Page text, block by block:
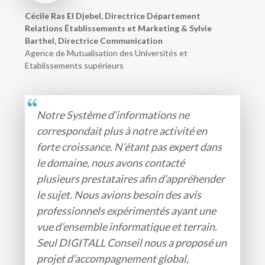
Cécile Ras El Djebel, Directrice Département
Relations Établissements et Marketing & Sylvie
Barthel, Directrice Communication
Agence de Mutualisation des Universités et
Etablissements supérieurs
Notre Système d’informations ne
correspondait plus à notre activité en
forte croissance. N’étant pas expert dans
le domaine, nous avons contacté
plusieurs prestataires afin d’appréhender
le sujet. Nous avions besoin des avis
professionnels expérimentés ayant une
vue d’ensemble informatique et terrain.
Seul DIGITALL Conseil nous a proposé un
projet d’accompagnement global,